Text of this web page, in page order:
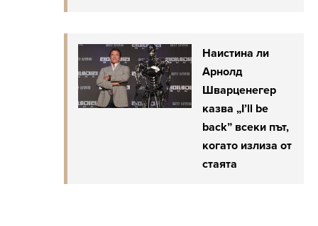
Наистина ли
Арнолд
Шварценегер
казва „I’ll be
back” всеки път,
когато излиза от
стаята